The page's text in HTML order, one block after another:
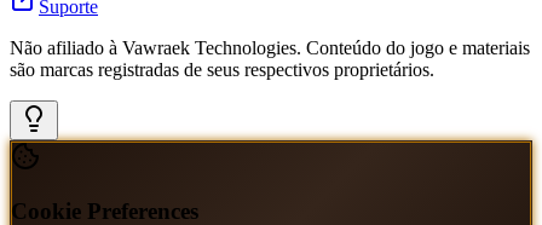
Suporte
Não afiliado à Vawraek Technologies. Conteúdo do jogo e materiais
são marcas registradas de seus respectivos proprietários.
Cookie Preferences